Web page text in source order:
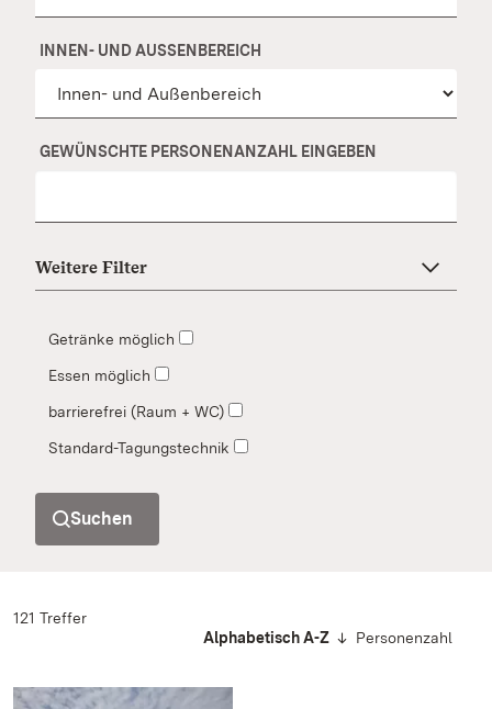
INNEN- UND AUSSENBEREICH
GEWÜNSCHTE PERSONENANZAHL EINGEBEN
Weitere Filter
Getränke möglich
Essen möglich
barrierefrei (Raum + WC)
Standard-Tagungstechnik
Suchen
121 Treffer
Alphabetisch A-Z
Personenzahl